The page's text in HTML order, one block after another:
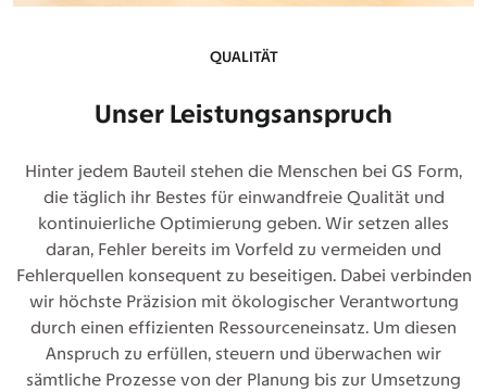
QUALITÄT
Unser Leistungsanspruch
Hinter jedem Bauteil stehen die Menschen bei GS Form,
die täglich ihr Bestes für einwandfreie Qualität und
kontinuierliche Optimierung geben. Wir setzen alles
daran, Fehler bereits im Vorfeld zu vermeiden und
Fehlerquellen konsequent zu beseitigen. Dabei verbinden
wir höchste Präzision mit ökologischer Verantwortung
durch einen effizienten Ressourceneinsatz. Um diesen
Anspruch zu erfüllen, steuern und überwachen wir
sämtliche Prozesse von der Planung bis zur Umsetzung